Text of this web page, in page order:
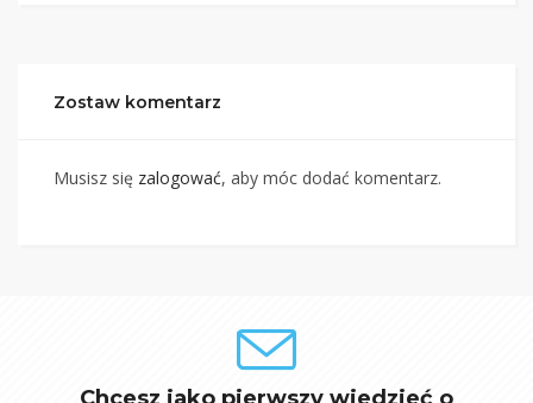
Zostaw komentarz
Musisz się zalogować, aby móc dodać komentarz.